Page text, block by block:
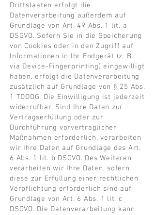
Drittstaaten erfolgt die
Datenverarbeitung außerdem auf
Grundlage von Art. 49 Abs. 1 lit. a
DSGVO. Sofern Sie in die Speicherung
von Cookies oder in den Zugriff auf
Informationen in Ihr Endgerät (z. B.
via Device-Fingerprinting) eingewilligt
haben, erfolgt die Datenverarbeitung
zusätzlich auf Grundlage von § 25 Abs.
1 TDDDG. Die Einwilligung ist jederzeit
widerrufbar. Sind Ihre Daten zur
Vertragserfüllung oder zur
Durchführung vorvertraglicher
Maßnahmen erforderlich, verarbeiten
wir Ihre Daten auf Grundlage des Art.
6 Abs. 1 lit. b DSGVO. Des Weiteren
verarbeiten wir Ihre Daten, sofern
diese zur Erfüllung einer rechtlichen
Verpflichtung erforderlich sind auf
Grundlage von Art. 6 Abs. 1 lit. c
DSGVO. Die Datenverarbeitung kann